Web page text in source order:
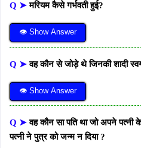
Q ➤मरियम कैसे गर्भवती हुई?
👁 Show Answer
Q ➤वह कौन से जोड़े थे जिनकी शादी
👁 Show Answer
Q ➤वह कौन सा पति था जो अपने
पत्नी ने पुत्र को जन्म न दिया ?